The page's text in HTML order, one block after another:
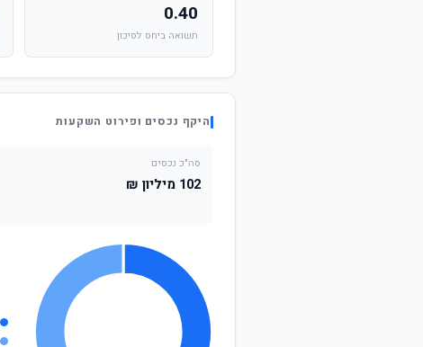
0.40
תשואה ביחס לסיכון
היקף נכסים ופירוט השקעות
סה"כ נכסים
102 מיליון ₪